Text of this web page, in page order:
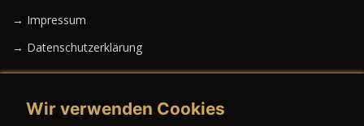
→ Impressum
→ Datenschutzerklärung
Wir verwenden Cookies